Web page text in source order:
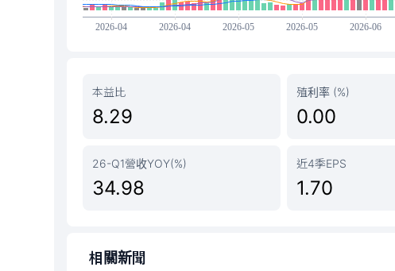
本益比
8.29
殖利率 (%)
0.00
26-Q1營收YOY(%)
34.98
近4季EPS
1.70
相關新聞